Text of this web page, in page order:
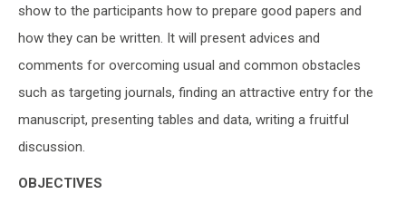
show to the participants how to prepare good papers and
how they can be written. It will present advices and
comments for overcoming usual and common obstacles
such as targeting journals, finding an attractive entry for the
manuscript, presenting tables and data, writing a fruitful
discussion.
OBJECTIVES